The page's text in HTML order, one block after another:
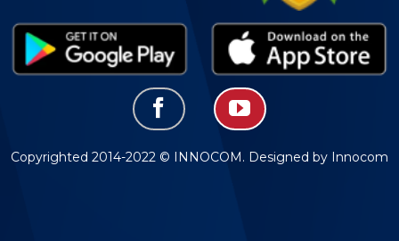
Copyrighted 2014-2022 © INNOCOM. Designed by Innocom